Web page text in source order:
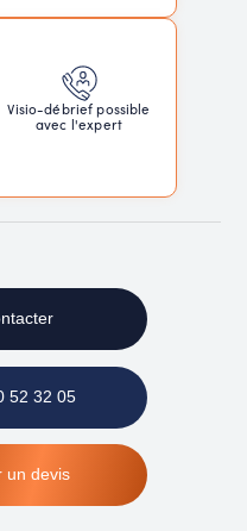
Visio-débrief possible
avec l'expert
52 32 05
un devis